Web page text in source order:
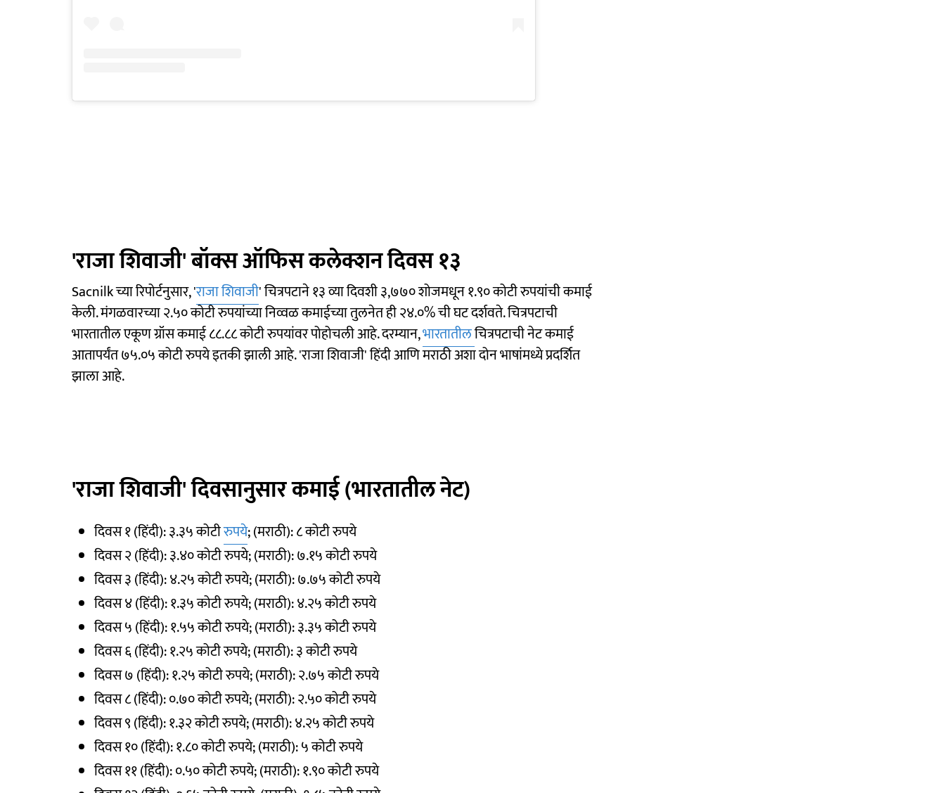
'राजा शिवाजी' बॉक्स ऑफिस कलेक्शन दिवस १३
Sacnilk च्या रिपोर्टनुसार, 'राजा शिवाजी' चित्रपटाने १३ व्या दिवशी ३,७७० शोजमधून १.९० कोटी रुपयांची कमाई
केली. मंगळवारच्या २.५० कोटी रुपयांच्या निव्वळ कमाईच्या तुलनेत ही २४.०% ची घट दर्शवते. चित्रपटाची
भारतातील एकूण ग्रॉस कमाई ८८.८८ कोटी रुपयांवर पोहोचली आहे. दरम्यान,भारतातीलचित्रपटाची नेट कमाई
आतापर्यंत ७५.०५ कोटी रुपये इतकी झाली आहे. 'राजा शिवाजी' हिंदी आणि मराठी अशा दोन भाषांमध्ये प्रदर्शित
झाला आहे.
'राजा शिवाजी' दिवसानुसार कमाई (भारतातील नेट)
दिवस १ (हिंदी): ३.३५ कोटीरुपये; (मराठी): ८ कोटी रुपये
दिवस २ (हिंदी): ३.४० कोटी रुपये; (मराठी): ७.१५ कोटी रुपये
दिवस ३ (हिंदी): ४.२५ कोटी रुपये; (मराठी): ७.७५ कोटी रुपये
दिवस ४ (हिंदी): १.३५ कोटी रुपये; (मराठी): ४.२५ कोटी रुपये
दिवस ५ (हिंदी): १.५५ कोटी रुपये; (मराठी): ३.३५ कोटी रुपये
दिवस ६ (हिंदी): १.२५ कोटी रुपये; (मराठी): ३ कोटी रुपये
दिवस ७ (हिंदी): १.२५ कोटी रुपये; (मराठी): २.७५ कोटी रुपये
दिवस ८ (हिंदी): ०.७० कोटी रुपये; (मराठी): २.५० कोटी रुपये
दिवस ९ (हिंदी): १.३२ कोटी रुपये; (मराठी): ४.२५ कोटी रुपये
दिवस १० (हिंदी): १.८० कोटी रुपये; (मराठी): ५ कोटी रुपये
दिवस ११ (हिंदी): ०.५० कोटी रुपये; (मराठी): १.९० कोटी रुपये